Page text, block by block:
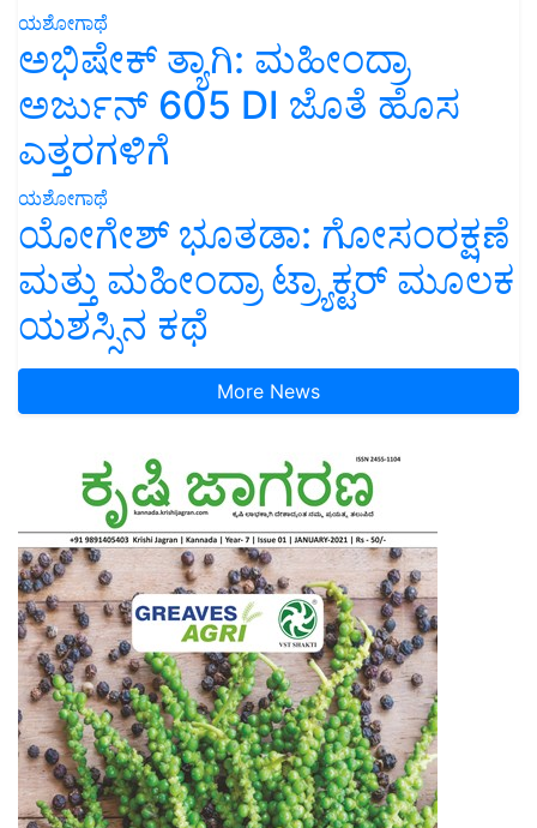
ಯಶೋಗಾಥೆ
ಅಭಿಷೇಕ್ ತ್ಯಾಗಿ: ಮಹೀಂದ್ರಾ
ಅರ್ಜುನ್ 605 DI ಜೊತೆ ಹೊಸ
ಎತ್ತರಗಳಿಗೆ
ಯಶೋಗಾಥೆ
ಯೋಗೇಶ್ ಭೂತಡಾ: ಗೋಸಂರಕ್ಷಣೆ
ಮತ್ತು ಮಹೀಂದ್ರಾ ಟ್ರ್ಯಾಕ್ಟರ್ ಮೂಲಕ
ಯಶಸ್ಸಿನ ಕಥೆ
More News